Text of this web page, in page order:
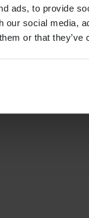
ads, to provide
our social media,
or that